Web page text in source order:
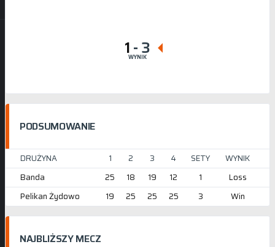
1-3
WYNIK
PODSUMOWANIE
DRUŻYNA 1 2 3 4 SETY
WYNIK
Banda
25 18 19 12 1
Loss
Pelikan Żydowo
19 25 25 25 3 Win
NAJBLIŻSZY MECZ